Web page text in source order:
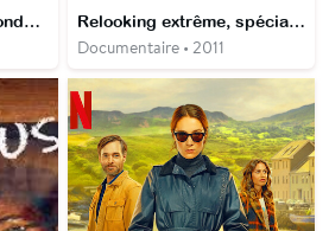
Jurassic World : Le Monde d'après Relooking extrême, spécial obésité
Documentaire • 2011